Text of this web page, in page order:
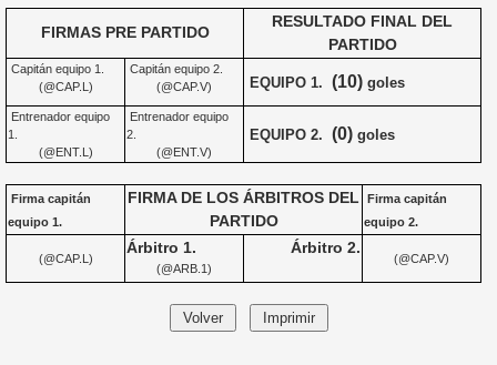
FIRMAS PRE PARTIDO
RESULTADO FINAL DEL
PARTIDO
Capitán equipo 1.
(@CAP.L)
Capitán equipo 2.
(@CAP.V)
EQUIPO 1. (10) goles
Entrenador equipo
1.
(@ENT.L)
Entrenador equipo
2.
(@ENT.V)
EQUIPO 2. (0) goles
Firma capitán
equipo 1.
FIRMA DE LOS ÁRBITROS DEL
PARTIDO
Firma capitán
equipo 2.
(@CAP.L)
Árbitro 1.
(@ARB.1)
Árbitro 2.
(@CAP.V)